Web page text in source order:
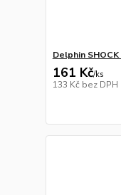
Delphin SHOCK
161 Kč/ks
133 Kč bez DPH